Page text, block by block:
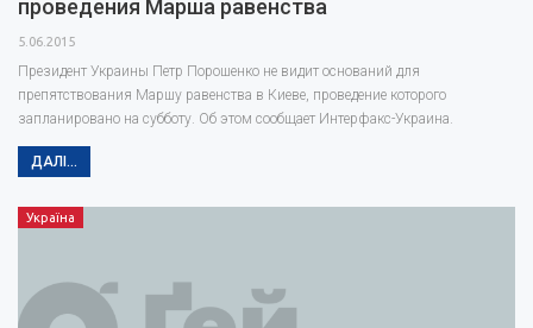
проведения Марша равенства
5.06.2015
Президент Украины Петр Порошенко не видит оснований для
препятствования Маршу равенства в Киеве, проведение которого
запланировано на субботу. Об этом сообщает Интерфакс-Украина.
ДАЛІ...
Україна